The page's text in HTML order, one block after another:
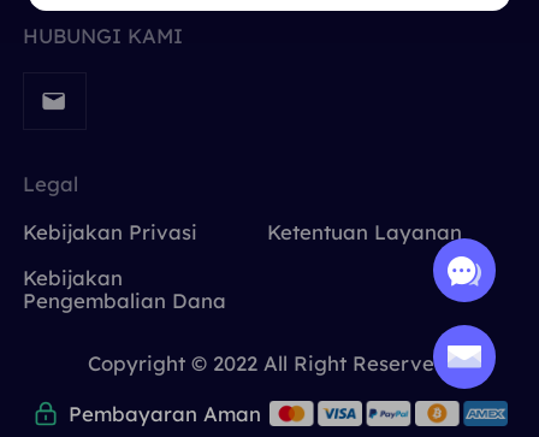
हिंदी
HUBUNGI KAMI
Legal
Kebijakan Privasi
Ketentuan Layanan
Kebijakan
Pengembalian Dana
Copyright © 2022 All Right Reserved.
Pembayaran Aman